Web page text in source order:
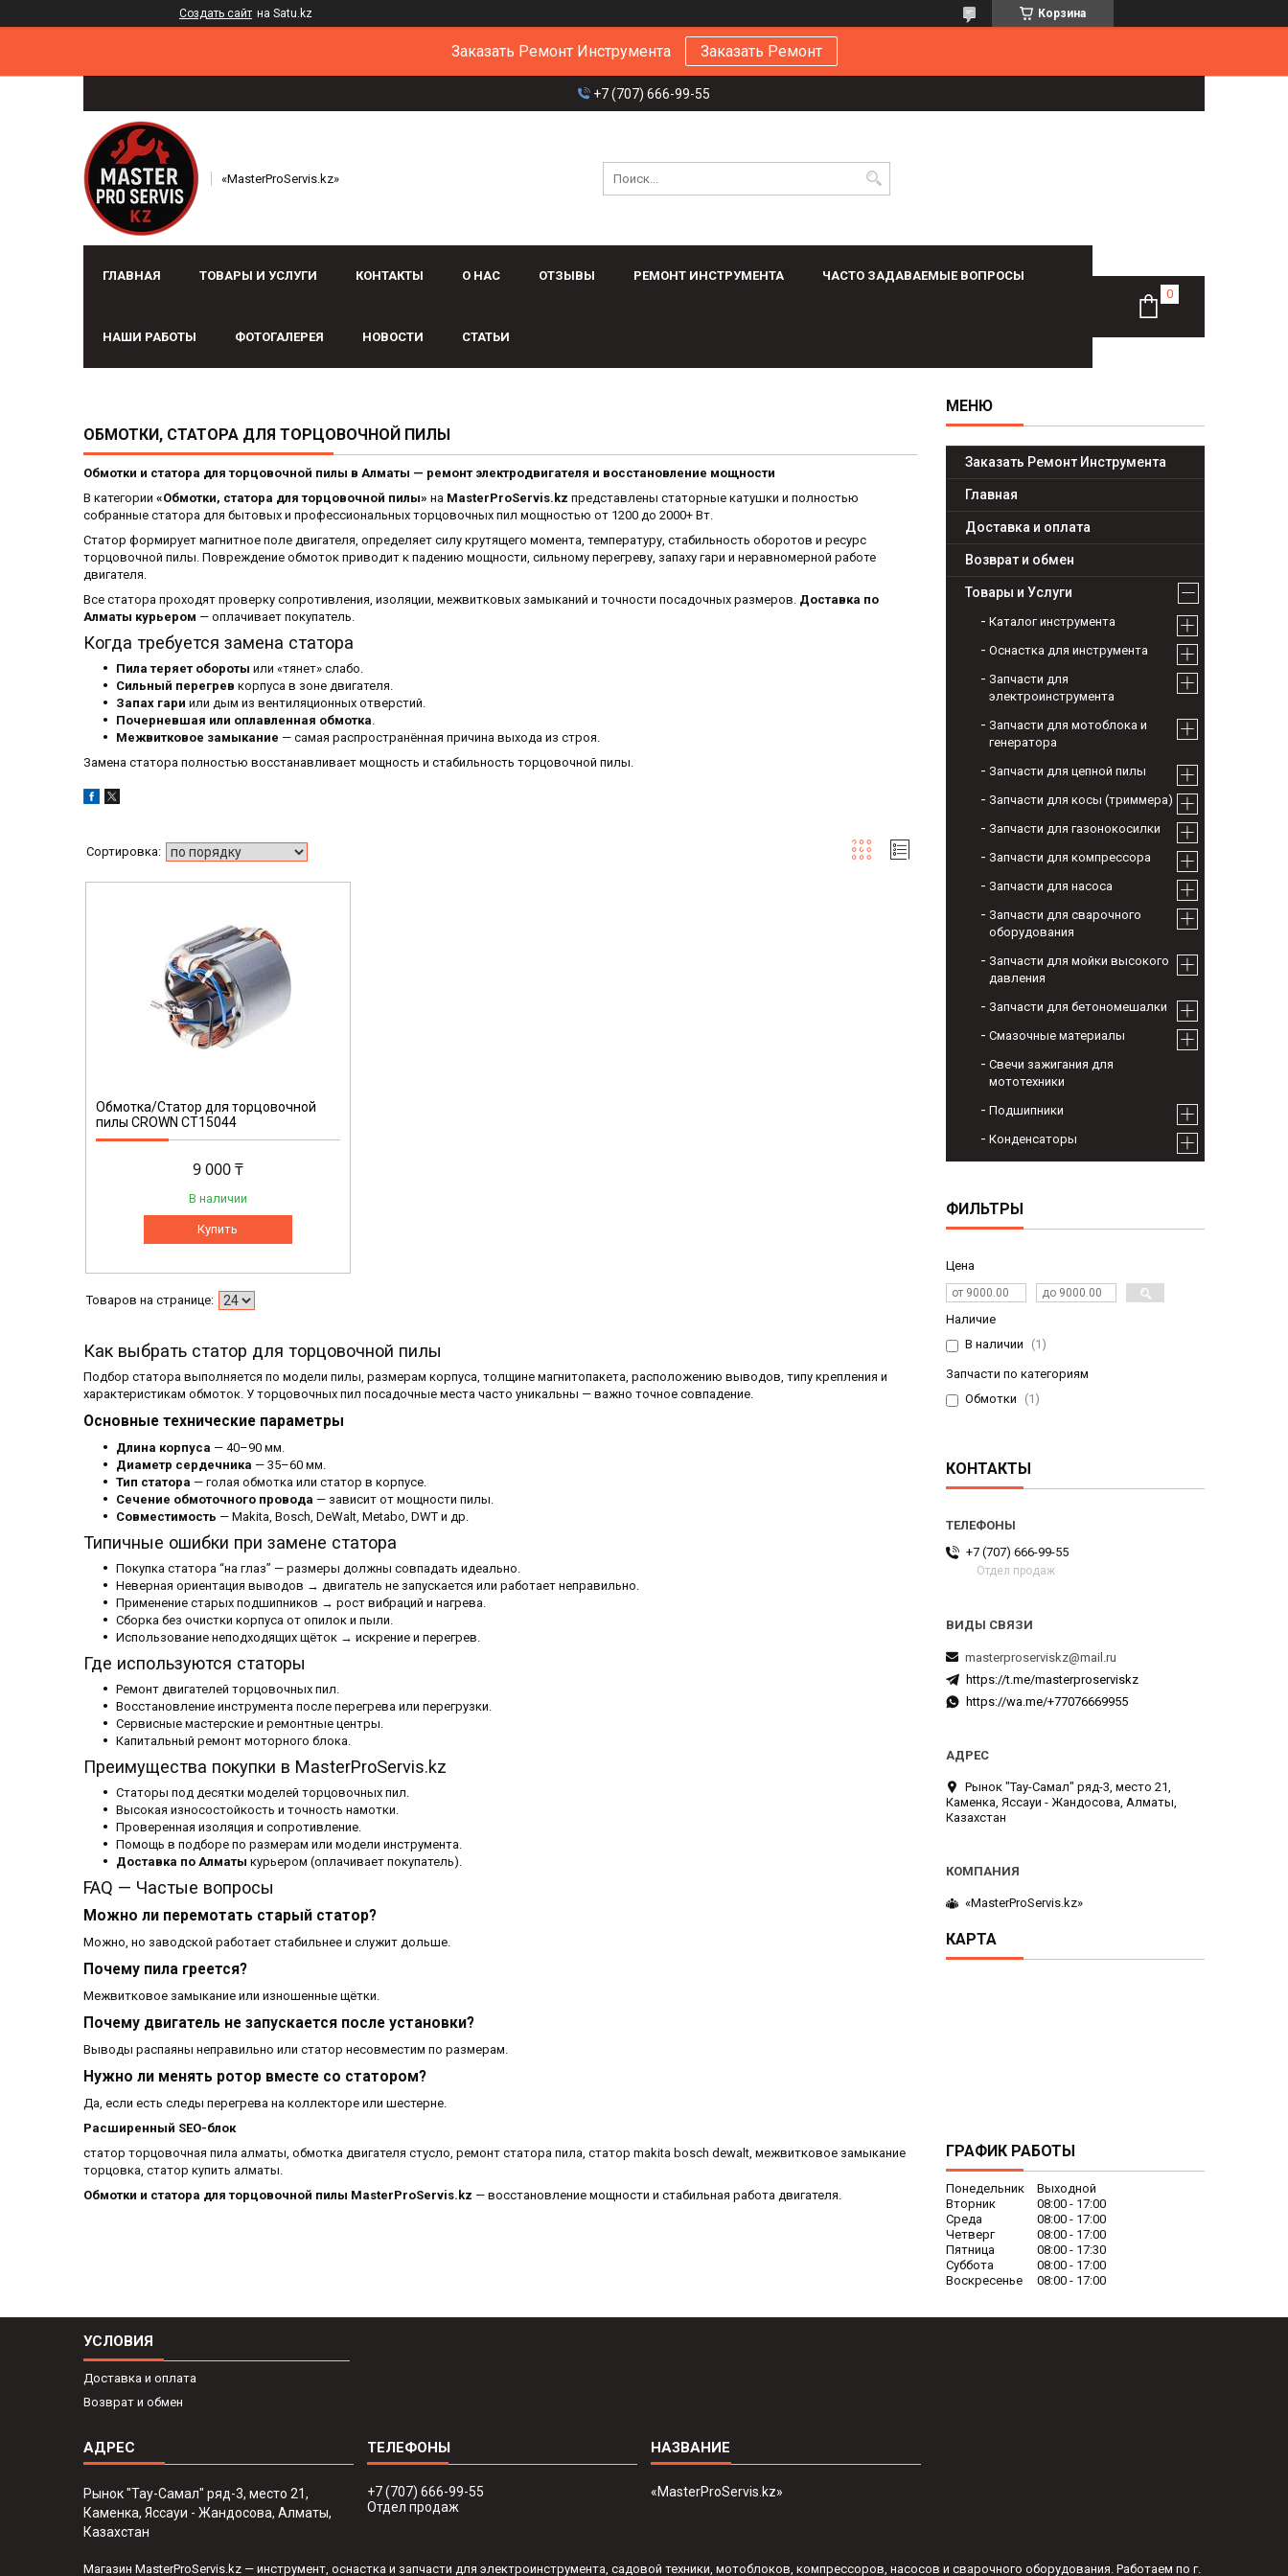
Создать сайт на Satu.kz Корзина
Заказать Ремонт Инструмента Заказать Ремонт
+7 (707) 666-99-55
«MasterProServis.kz»
ГЛАВНАЯ ТОВАРЫ И УСЛУГИ КОНТАКТЫ О НАС ОТЗЫВЫ РЕМОНТ ИНСТРУМЕНТА ЧАСТО ЗАДАВАЕМЫЕ ВОПРОСЫ
НАШИ РАБОТЫ ФОТОГАЛЕРЕЯ НОВОСТИ СТАТЬИ
ОБМОТКИ, СТАТОРА ДЛЯ ТОРЦОВОЧНОЙ ПИЛЫ
Обмотки и статора для торцовочной пилы в Алматы — ремонт электродвигателя и восстановление мощности
В категории «Обмотки, статора для торцовочной пилы» на MasterProServis.kz представлены статорные катушки и полностью
собранные статора для бытовых и профессиональных торцовочных пил мощностью от 1200 до 2000+ Вт.
Статор формирует магнитное поле двигателя, определяет силу крутящего момента, температуру, стабильность оборотов и ресурс
торцовочной пилы. Повреждение обмоток приводит к падению мощности, сильному перегреву, запаху гари и неравномерной работе
двигателя.
Все статора проходят проверку сопротивления, изоляции, межвитковых замыканий и точности посадочных размеров. Доставка по
Алматы курьером — оплачивает покупатель.
Когда требуется замена статора
Пила теряет обороты или «тянет» слабо.
Сильный перегрев корпуса в зоне двигателя.
Запах гари или дым из вентиляционных отверстий.
Почерневшая или оплавленная обмотка.
Межвитковое замыкание — самая распространённая причина выхода из строя.
Замена статора полностью восстанавливает мощность и стабильность торцовочной пилы.
Обмотка/Статор для торцовочной
пилы CROWN CT15044
9 000 ₸
В наличии
Купить
Как выбрать статор для торцовочной пилы
Подбор статора выполняется по модели пилы, размерам корпуса, толщине магнитопакета, расположению выводов, типу крепления и
характеристикам обмоток. У торцовочных пил посадочные места часто уникальны — важно точное совпадение.
Основные технические параметры
Длина корпуса — 40–90 мм.
Диаметр сердечника — 35–60 мм.
Тип статора — голая обмотка или статор в корпусе.
Сечение обмоточного провода — зависит от мощности пилы.
Совместимость — Makita, Bosch, DeWalt, Metabo, DWT и др.
Типичные ошибки при замене статора
Покупка статора “на глаз” — размеры должны совпадать идеально.
Неверная ориентация выводов → двигатель не запускается или работает неправильно.
Применение старых подшипников → рост вибраций и нагрева.
Сборка без очистки корпуса от опилок и пыли.
Использование неподходящих щёток → искрение и перегрев.
Где используются статоры
Ремонт двигателей торцовочных пил.
Восстановление инструмента после перегрева или перегрузки.
Сервисные мастерские и ремонтные центры.
Капитальный ремонт моторного блока.
Преимущества покупки в MasterProServis.kz
Статоры под десятки моделей торцовочных пил.
Высокая износостойкость и точность намотки.
Проверенная изоляция и сопротивление.
Помощь в подборе по размерам или модели инструмента.
Доставка по Алматы курьером (оплачивает покупатель).
FAQ — Частые вопросы
Можно ли перемотать старый статор?
Можно, но заводской работает стабильнее и служит дольше.
Почему пила греется?
Межвитковое замыкание или изношенные щётки.
Почему двигатель не запускается после установки?
Выводы распаяны неправильно или статор несовместим по размерам.
Нужно ли менять ротор вместе со статором?
Да, если есть следы перегрева на коллекторе или шестерне.
Расширенный SEO-блок
статор торцовочная пила алматы, обмотка двигателя стусло, ремонт статора пила, статор makita bosch dewalt, межвитковое замыкание
торцовка, статор купить алматы.
Обмотки и статора для торцовочной пилы MasterProServis.kz — восстановление мощности и стабильная работа двигателя.
Заказать Ремонт Инструмента
Главная
Доставка и оплата
Возврат и обмен
Товары и Услуги
Каталог инструмента
Оснастка для инструмента
Запчасти для
электроинструмента
Запчасти для мотоблока и
генератора
Запчасти для цепной пилы
Запчасти для косы (триммера)
Запчасти для газонокосилки
Запчасти для компрессора
Запчасти для насоса
Запчасти для сварочного
оборудования
Запчасти для мойки высокого
давления
Запчасти для бетономешалки
Смазочные материалы
Свечи зажигания для
мототехники
Подшипники
Конденсаторы
ФИЛЬТРЫ
Цена
Наличие
В наличии
1
Запчасти по категориям
Обмотки
1
КОНТАКТЫ
+7 (707) 666-99-55
Отдел продаж
masterproserviskz@mail.ru
https://t.me/masterproserviskz
https://wa.me/+77076669955
Рынок "Тау-Самал" ряд-3, место 21,
Каменка, Яссауи - Жандосова, Алматы,
Казахстан
«MasterProServis.kz»
КАРТА
ГРАФИК РАБОТЫ
Понедельник
Выходной
Вторник
08:00
17:00
Среда
08:00
17:00
Четверг
08:00
17:00
Пятница
08:00
17:30
Суббота
08:00
17:00
Воскресенье
08:00 17:00
УСЛОВИЯ
Доставка и оплата
Возврат и обмен
Рынок "Тау-Самал" ряд-3, место 21,
Каменка, Яссауи - Жандосова, Алматы,
Казахстан
+7 (707) 666-99-55
Отдел продаж
«MasterProServis.kz»
Магазин MasterProServis.kz — инструмент, оснастка и запчасти для электроинструмента, садовой техники, мотоблоков, компрессоров, насосов и сварочного оборудования. Работаем по г.